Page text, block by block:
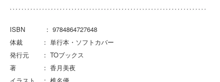
ISBN ： 9784864727648
体裁 ： 単行本・ソフトカバー
発行元 ： TOブックス
著 ： 香月美夜